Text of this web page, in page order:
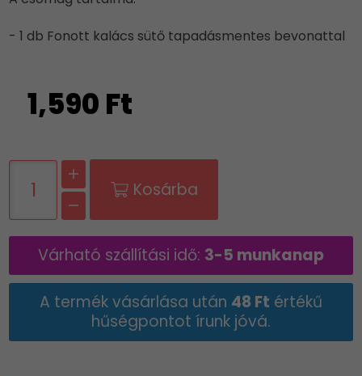
- 1 db Fonott kalács sütő tapadásmentes bevonattal
1,590 Ft
Kosárba
Várható szállítási idő: 3-5 munkanap
A termék vásárlása után 48 Ft értékű
hűségpontot írunk jóvá.